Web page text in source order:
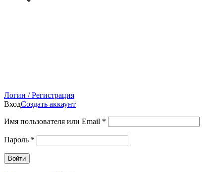
Логин / Регистрация
ВходСоздать аккаунт
Имя пользователя или Email *
Пароль *
Войти